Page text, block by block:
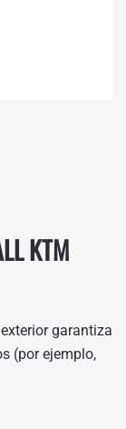
KTM
garantiza
(por ejemplo,